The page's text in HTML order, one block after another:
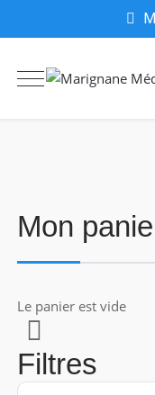
Mon
Le panier est vide
Filtres